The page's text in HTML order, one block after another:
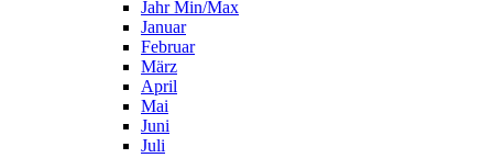
Jahr Min/Max
Januar
Februar
März
April
Mai
Juni
Juli